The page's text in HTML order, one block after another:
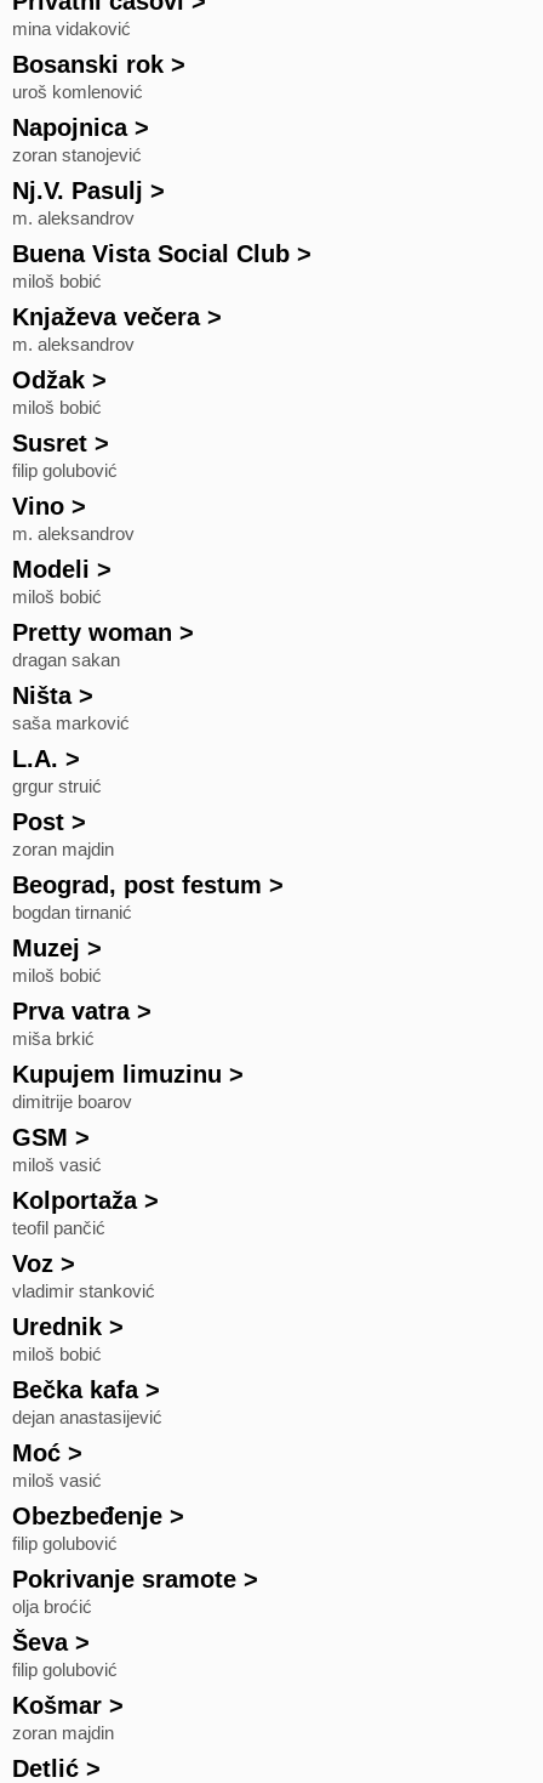
mina vidaković
Bosanski rok >
uroš komlenović
Napojnica>
zoran stanojević
Nj.V. Pasulj >
m. aleksandrov
Buena Vista Social Club >
miloš bobić
Knjaževa večera>
m. aleksandrov
Odžak >
miloš bobić
Susret >
filip golubović
Vino >
m. aleksandrov
Modeli >
miloš bobić
Pretty woman >
dragan sakan
Ništa>
saša marković
L.A. >
grgur struić
Post >
zoran majdin
Beograd, post festum >
bogdan tirnanić
Muzej >
miloš bobić
Prva vatra>
miša brkić
Kupujem limuzinu >
dimitrije boarov
GSM >
miloš vasić
Kolportaža>
teofil pančić
Voz >
vladimir stanković
Urednik >
miloš bobić
Bečka kafa>
dejan anastasijević
Moć >
miloš vasić
Obezbeđenje >
filip golubović
Pokrivanje sramote >
olja broćić
Ševa>
filip golubović
Košmar >
zoran majdin
Detlić >